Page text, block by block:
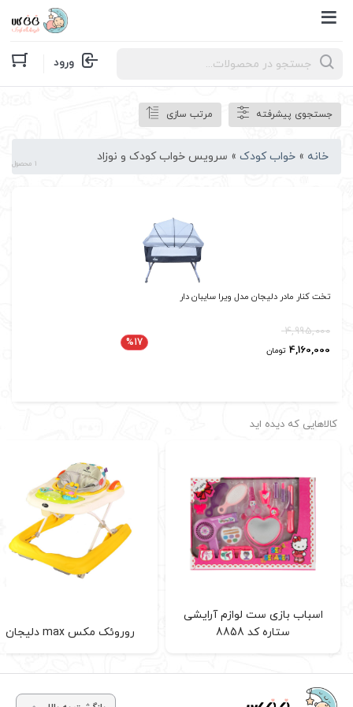
Products
search ورود
جستجوی پیشرفته مرتب سازی
خانه » خواب کودک » سرویس خواب کودک و نوزاد 1 محصول
تخت کنار مادر دلیجان مدل ویرا سایبان دار
4,995,000
4,160,000 تومان
%17
کالاهایی که دیده اید
اسباب بازی ست لوازم آرایشی
ستاره کد 8858
روروئک مکس max دلیجان